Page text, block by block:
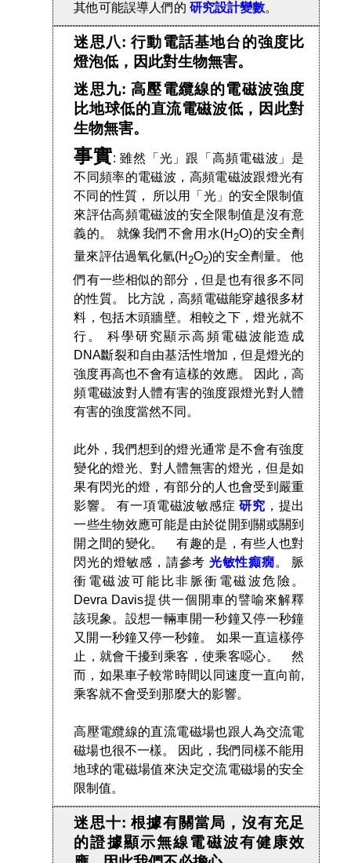
其他可能誤導人們的研究設計變數。
迷思八: 行動電話基地台的強度比
燈泡低，因此對生物無害。
迷思九: 高壓電纜線的電磁波強度
比地球低的直流電磁波低，因此對
生物無害。
事實: 雖然「光」跟「高頻電磁波」是
不同頻率的電磁波，高頻電磁波跟燈光有
不同的性質， 所以用「光」的安全限制值
來評估高頻電磁波的安全限制值是沒有意
義的。 就像我們不會用水(H 2O)的安全劑
量來評估過氧化氫(H 2O2)的安全劑量。 他
們有一些相似的部分，但是也有很多不同
的性質。 比方說，高頻電磁能穿越很多材
料，包括木頭牆壁。相較之下，燈光就不
行。 科學研究顯示高頻電磁波能造成
DNA斷裂和自由基活性增加，但是燈光的
強度再高也不會有這樣的效應。 因此，高
頻電磁波對人體有害的強度跟燈光對人體
有害的強度當然不同。
此外，我們想到的燈光通常是不會有強度
變化的燈光、對人體無害的燈光，但是如
果有閃光的燈，有部分的人也會受到嚴重
影響。 有一項電磁波敏感症研究 ，提出
一些生物效應可能是由於從開到關或關到
開之間的變化。 有趣的是，有些人也對
閃光的燈敏感，請參考 光敏性癲癇。 脈
衝電磁波可能比非脈衝電磁波危險。
Devra Davis提供一個開車的譬喻來解釋
該現象。設想一輛車開一秒鐘又停一秒鐘
又開一秒鐘又停一秒鐘。 如果一直這樣停
止，就會干擾到乘客，使乘客噁心。 然
而，如果車子較常時間以同速度一直向前,
乘客就不會受到那麼大的影響。
高壓電纜線的直流電磁場也跟人為交流電
磁場也很不一樣。 因此，我們同樣不能用
地球的電磁場值來決定交流電磁場的安全
限制值。
迷思十: 根據有關當局，沒有充足
的證據顯示無線電磁波有健康效